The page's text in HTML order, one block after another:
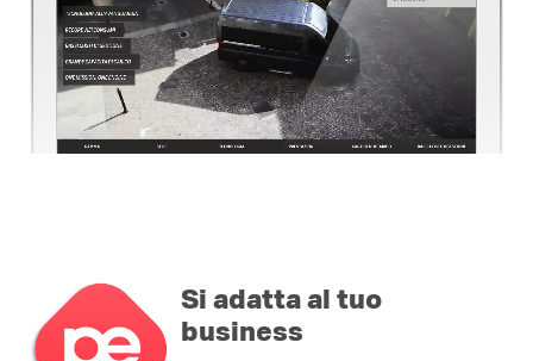
Si adatta al tuo
business